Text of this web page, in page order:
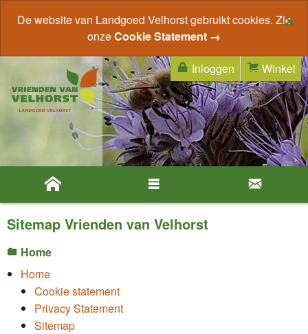
×
De website van Landgoed Velhorst gebruikt cookies. Zie
onzeCookie Statement →
Winkel
Inloggen
Sitemap Vrienden van Velhorst
Home
Home
Cookie statement
Privacy Statement
Sitemap